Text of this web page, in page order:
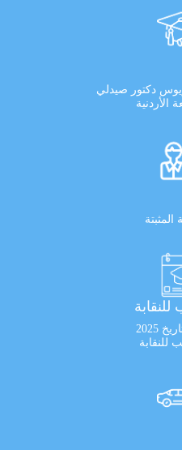
دكتور صيدلي
الأردنية
للنقابة
2025
للنقابة